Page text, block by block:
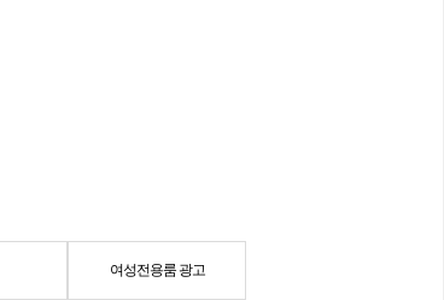
여성전용룸 광고